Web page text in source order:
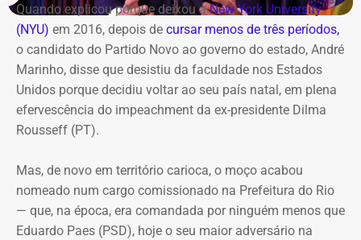
Quando explicou porque deixou aNew York University
(NYU) em 2016, depois de cursar menos de três períodos,
o candidato do Partido Novo ao governo do estado, André
Marinho, disse que desistiu da faculdade nos Estados
Unidos porque decidiu voltar ao seu país natal, em plena
efervescência do impeachment da ex-presidente Dilma
Rousseff (PT).
Mas, de novo em território carioca, o moço acabou
nomeado num cargo comissionado na Prefeitura do Rio
— que, na época, era comandada por ninguém menos que
Eduardo Paes (PSD), hoje o seu maior adversário na